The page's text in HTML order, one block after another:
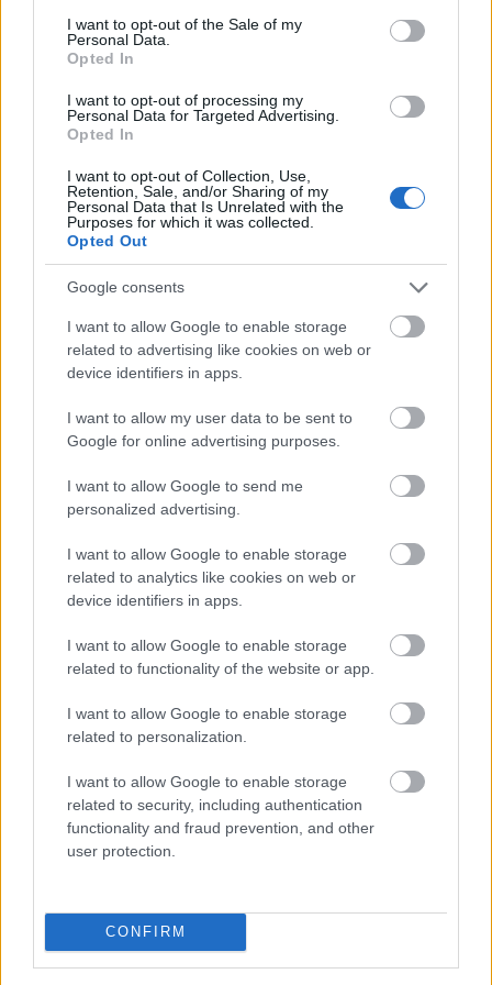
consent section.
I want to opt-out of the Sale of my
Personal Data.
Opted In
I want to opt-out of processing my
Personal Data for Targeted Advertising.
Opted In
I want to opt-out of Collection, Use,
Retention, Sale, and/or Sharing of my
Personal Data that Is Unrelated with the
Purposes for which it was collected.
Opted Out
Google consents
I want to allow Google to enable storage
related to advertising like cookies on web or
device identifiers in apps.
I want to allow my user data to be sent to
Google for online advertising purposes.
I want to allow Google to send me
personalized advertising.
I want to allow Google to enable storage
related to analytics like cookies on web or
device identifiers in apps.
I want to allow Google to enable storage
related to functionality of the website or app.
I want to allow Google to enable storage
related to personalization.
I want to allow Google to enable storage
related to security, including authentication
functionality and fraud prevention, and other
user protection.
CONFIRM
állatok fölé emelje…”
– áll az előadás színlapján;
játsszák: Dér Zsolt, Bodnár Erika, Tóth Zsófia e.h.,
Vizi Dávid.
Az évad második felében, 2019. március 8-án Csehov
Platonovjának premierjére kerül sor
Fekete Ernő, Jordán Adél, Bán János, Dér Zsolt, Staub
Viktória Judit e.h., Nagy Ervin, Bányai Kelemen
Barna, Kocsis Gergely, Pálmai Anna.
Egy nappal később
Endre regényénekTasnádi István
adaptációját állítja színpadraMáté Gábora
nagyszínpadon. Szereplők: Bezerédi Zoltán, Vizi
Dávid, Szirtes Ági, Tóth Zsófia e.h., Rujder Vivien,
Szacsvay László, Mészáros Blanka, Tasnádi Bence,
Bodnár Erika, Ujlaki Dénes, Dankó István, Rohonyi
Barnabás e.h., Rajkai Zoltán, Czvikker Lilla e.h.,
Takátsy Péter, Fullajtár Andrea, Lengyel Benjámin
Május 17-étől Tar SándorSzürke galamb
című művét
Gothár Péterrendezésében láthatják a nézők a
Kamrában, Mészáros Béla, Fekete Ernő, Pelsőczy
Réka, Tasnádi Bence, Mészáros Blanka, Kocsis
Gergely, Vizi Dávid, Ujlaki Dénes, Bezerédi Zoltán
Az évad utolsó bemutatóját május 18-án tartják a
című művétZsámbéki Gáborállítja színpadra.
Szereplők: Bányai Kelemen Barna, Dankó István, Dér
Zsolt, Elek Ferenc, Fullajtár Andrea, Gombó Viola
e.h., Jordán Adél, Kovács Lehel, Lestyán Attila m.v.,
Folytatódik a Katona színházpedagógiai programja,
Behívó,melyidén ismét elsősorban közéleti
témákat, társadalmi problémákat helyez a